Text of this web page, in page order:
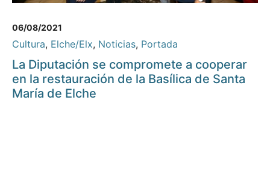
06/08/2021
Cultura, Elche/Elx, Noticias, Portada
La Diputación se compromete a cooperar
en la restauración de la Basílica de Santa
María de Elche